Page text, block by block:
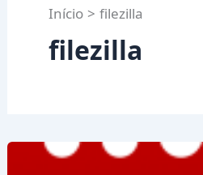
Início filezilla
filezilla